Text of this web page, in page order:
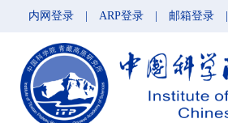
内网登录 ARP登录 邮箱登录